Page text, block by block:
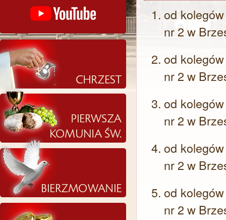
od
nr 2 w
od
nr 2 w
od
nr 2 w
od
nr 2 w
od
nr 2 w